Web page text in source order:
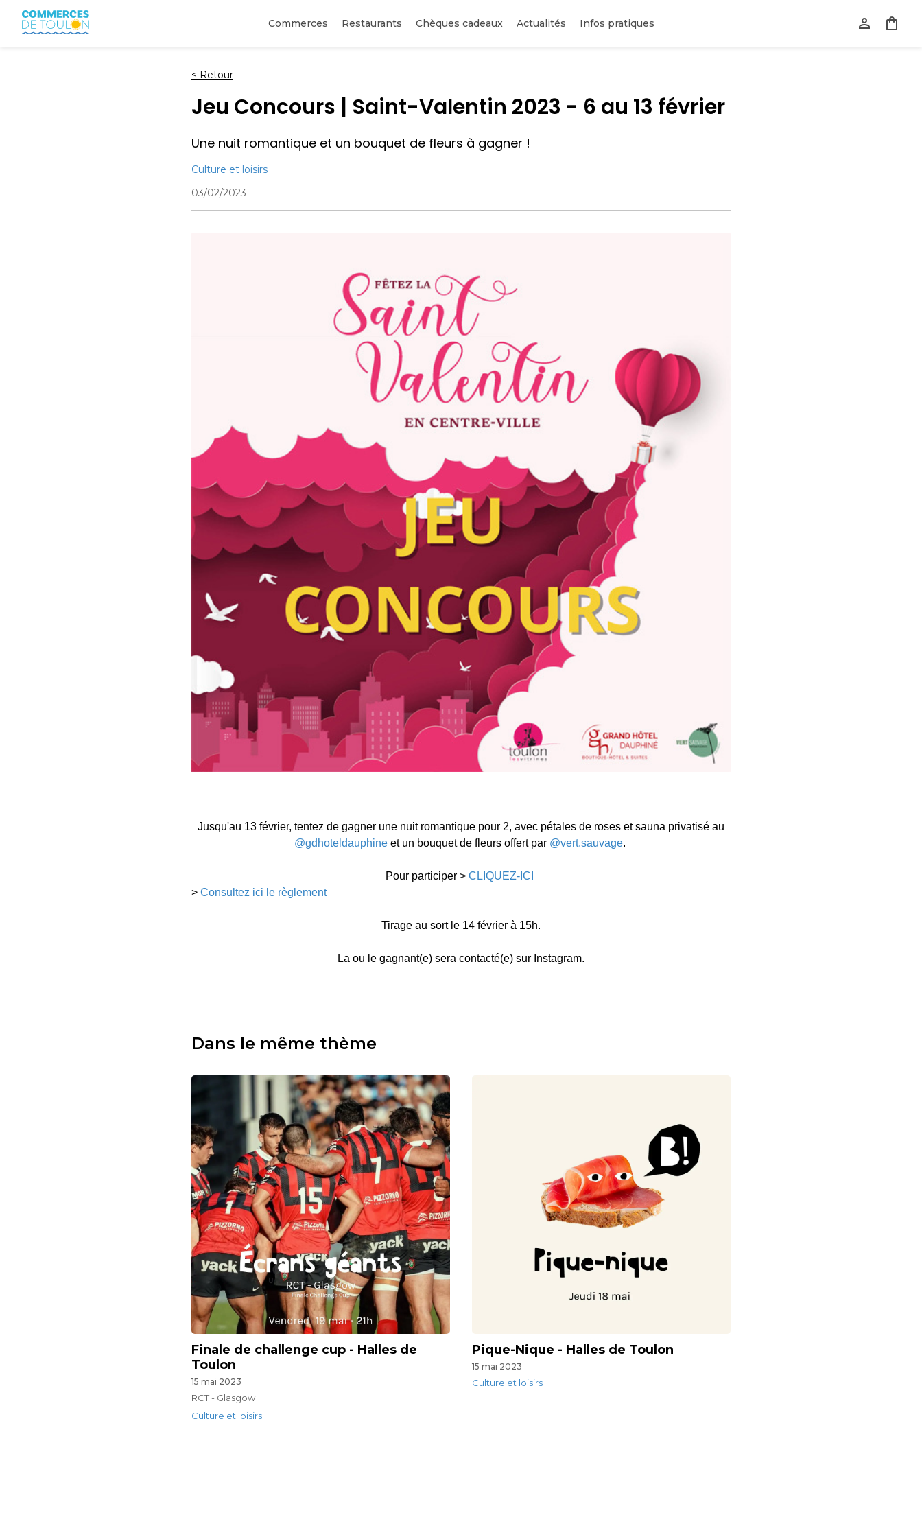
Commerces Restaurants Chèques cadeaux Actualités Infos pratiques
< Retour
Jeu Concours | Saint-Valentin 2023 - 6 au 13 février
Une nuit romantique et un bouquet de fleurs à gagner !
Culture et loisirs
03/02/2023
Jusqu'au 13 février, tentez de gagner une nuit romantique pour 2, avec pétales de roses et sauna privatisé au
@gdhoteldauphineet un bouquet de fleurs offert par @vert.sauvage.
Pour participer > CLIQUEZ-ICI
> Consultez ici le règlement
Tirage au sort le 14 février à 15h.
La ou le gagnant(e) sera contacté(e) sur Instagram.
Dans le même thème
Finale de challenge cup - Halles de
Toulon
15 mai 2023
RCT - Glasgow
Culture et loisirs
Pique-Nique - Halles de Toulon
15 mai 2023
Culture et loisirs